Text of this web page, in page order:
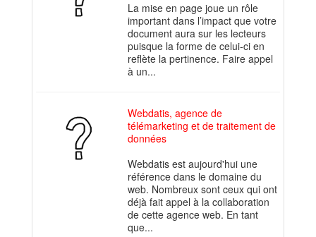
La mise en page joue un rôle
important dans l’impact que votre
document aura sur les lecteurs
puisque la forme de celui-ci en
reflète la pertinence. Faire appel
à un...
Webdatis, agence de
télémarketing et de traitement de
données
Webdatis est aujourd'hui une
référence dans le domaine du
web. Nombreux sont ceux qui ont
déjà fait appel à la collaboration
de cette agence web. En tant
que...